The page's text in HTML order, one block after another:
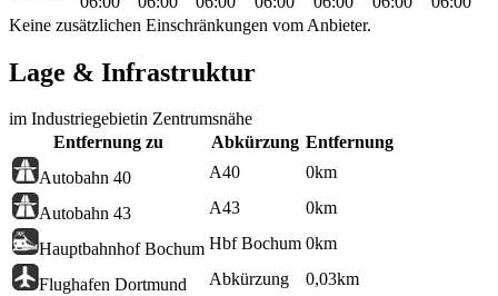
Keine zusätzlichen Einschränkungen vom Anbieter.
Lage & Infrastruktur
im Industriegebietin Zentrumsnähe
Entfernung zu
Abkürzung Entfernung
Autobahn 40
A40 0km
Autobahn 43 A43 0km
Hauptbahnhof Bochum Hbf Bochum 0km
Flughafen Dortmund Abkürzung 0,03km